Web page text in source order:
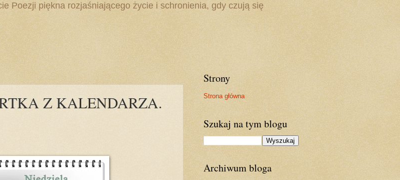
Poezji piękna rozjaśniającego życie i schronienia, gdy czują się
Z KALENDARZA.
Strony
Strona główna
Szukaj na tym blogu
Archiwum bloga